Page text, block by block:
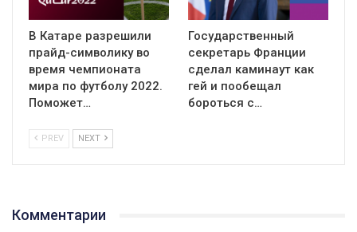
В Катаре разрешили
прайд-символику во
время чемпионата
мира по футболу 2022.
Поможет…
Государственный
секретарь Франции
сделал каминаут как
гей и пообещал
бороться с…
PREV NEXT
Комментарии